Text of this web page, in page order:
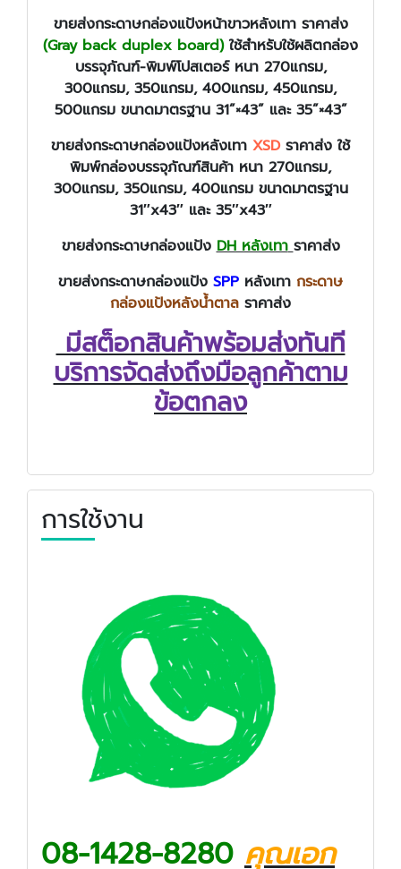
ขายส่งกระดาษกล่องแป้งหน้าขาวหลังเทา ราคาส่ง
(Gray back duplex board)ใช้สำหรับใช้ผลิตกล่อง
บรรจุภัณฑ์-พิมพ์โปสเตอร์ หนา 270แกรม,
300แกรม, 350แกรม, 400แกรม, 450แกรม,
500แกรม ขนาดมาตรฐาน 31”×43” และ 35”×43”
ขายส่งกระดาษกล่องแป้งหลังเทา XSD ราคาส่ง ใช้
พิมพ์กล่องบรรจุภัณฑ์สินค้า หนา 270แกรม,
300แกรม, 350แกรม, 400แกรม ขนาดมาตรฐาน
31″x43″ และ 35″x43″
ขายส่งกระดาษกล่องแป้งDH หลังเทา ราคาส่ง
ขายส่งกระดาษกล่องแป้ง SPP หลังเทา กระดาษ
กล่องแป้งหลังน้ำตาล ราคาส่ง
มีสต็อกสินค้าพร้อมส่งทันที
บริการจัดส่งถึงมือลูกค้าตาม
ข้อตกลง
การใช้งาน
08-1428-8280 คุณเอก